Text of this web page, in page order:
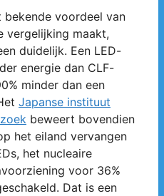
voordeel van
vergelijking maakt,
duidelijk. Een LED-
energie dan CLF-
minder dan een
Japanse instituut
beweert bovendien
het eiland vervangen
het nucleaire
voor 36%
Dat is een